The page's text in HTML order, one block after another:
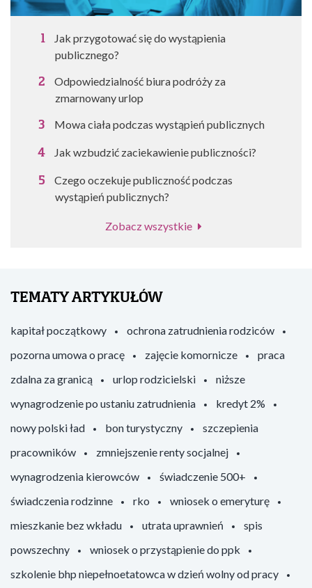
Jak przygotować się do wystąpienia
publicznego?
Odpowiedzialność biura podróży za
zmarnowany urlop
Mowa ciała podczas wystąpień publicznych
Jak wzbudzić zaciekawienie publiczności?
Czego oczekuje publiczność podczas
wystąpień publicznych?
Zobacz wszystkie
TEMATY ARTYKUŁÓW
kapitał początkowy
ochrona zatrudnienia rodziców
pozorna umowa o pracę
zajęcie komornicze
praca
zdalna za granicą
urlop rodzicielski
niższe
wynagrodzenie po ustaniu zatrudnienia
kredyt 2%
nowy polski ład
bon turystyczny
szczepienia
pracowników
zmniejszenie renty socjalnej
wynagrodzenia kierowców
świadczenie 500+
świadczenia rodzinne
rko
wniosek o emeryturę
mieszkanie bez wkładu
utrata uprawnień
spis
powszechny
wniosek o przystąpienie do ppk
szkolenie bhp niepełnoetatowca w dzień wolny od pracy